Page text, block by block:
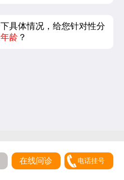
具体情况，给您针对性分
龄 ？
在线问诊 电话挂号